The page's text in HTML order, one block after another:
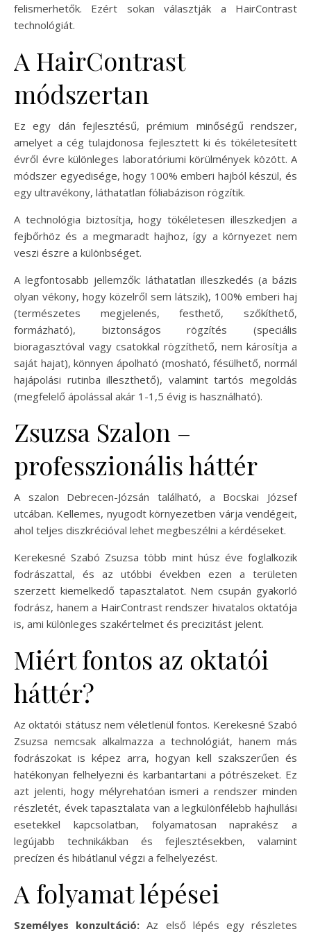
felismerhetők. Ezért sokan választják a HairContrast
technológiát.
A HairContrast
módszertan
Ez egy dán fejlesztésű, prémium minőségű rendszer,
amelyet a cég tulajdonosa fejlesztett ki és tökéletesített
évről évre különleges laboratóriumi körülmények között. A
módszer egyedisége, hogy 100% emberi hajból készül, és
egy ultravékony, láthatatlan fóliabázison rögzítik.
A technológia biztosítja, hogy tökéletesen illeszkedjen a
fejbőrhöz és a megmaradt hajhoz, így a környezet nem
veszi észre a különbséget.
A legfontosabb jellemzők: láthatatlan illeszkedés (a bázis
olyan vékony, hogy közelről sem látszik), 100% emberi haj
(természetes megjelenés, festhető, szőkíthető,
formázható), biztonságos rögzítés (speciális
bioragasztóval vagy csatokkal rögzíthető, nem károsítja a
saját hajat), könnyen ápolható (mosható, fésülhető, normál
hajápolási rutinba illeszthető), valamint tartós megoldás
(megfelelő ápolással akár 1-1,5 évig is használható).
Zsuzsa Szalon –
professzionális háttér
A szalon Debrecen-Józsán található, a Bocskai József
utcában. Kellemes, nyugodt környezetben várja vendégeit,
ahol teljes diszkrécióval lehet megbeszélni a kérdéseket.
Kerekesné Szabó Zsuzsa több mint húsz éve foglalkozik
fodrászattal, és az utóbbi években ezen a területen
szerzett kiemelkedő tapasztalatot. Nem csupán gyakorló
fodrász, hanem a HairContrast rendszer hivatalos oktatója
is, ami különleges szakértelmet és precizitást jelent.
Miért fontos az oktatói
háttér?
Az oktatói státusz nem véletlenül fontos. Kerekesné Szabó
Zsuzsa nemcsak alkalmazza a technológiát, hanem más
fodrászokat is képez arra, hogyan kell szakszerűen és
hatékonyan felhelyezni és karbantartani a pótrészeket. Ez
azt jelenti, hogy mélyrehatóan ismeri a rendszer minden
részletét, évek tapasztalata van a legkülönfélebb hajhullási
esetekkel kapcsolatban, folyamatosan naprakész a
legújabb technikákban és fejlesztésekben, valamint
precízen és hibátlanul végzi a felhelyezést.
A folyamat lépései
Személyes konzultáció: Az első lépés egy részletes